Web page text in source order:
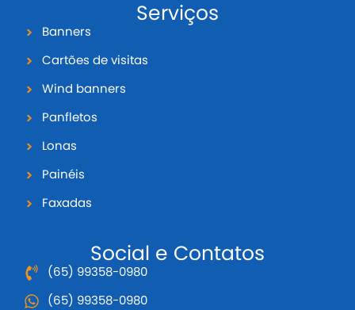
Serviços
Banners
Cartões de visitas
Wind banners
Panfletos
Lonas
Painéis
Faxadas
Social e Contatos
(65) 99358-0980
(65) 99358-0980